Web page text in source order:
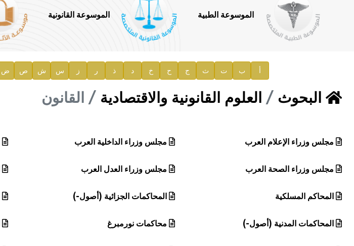
توصيات مجلس الإدارة
صدور المجلد السابع من موسوعة الآثار في سورية
إعلان..
هيئة الموسوعة العربية تطلق موسوعات جديدة في عام 2026
الموسوعة الطبية الموسوعة القانونية
أ ب ت ث ج ح خ د ذ ر ز س ش ص ض
البحوث العلوم القانونية والاقتصادية القانون
مجلس وزراء الإعلام العرب مجلس وزراء الداخلية العرب
مجلس وزراء الصحة العرب مجلس وزراء العدل العرب
المحاكم المسلكية المحاكمات الجزائية (أصول-)
المحاكمات المدنية (أصول-) محاكمات نورمبرغ